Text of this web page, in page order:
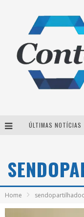
ÚLTIMAS NOTÍCIAS
Home